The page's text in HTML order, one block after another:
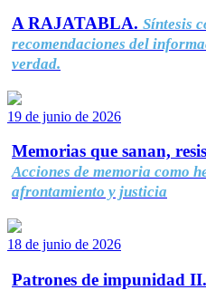
A RAJATABLA. Síntesis
recomendaciones del
verdad.
19 de junio de 2026
Memorias que sanan,
Acciones de memoria como
afrontamiento y justicia
18 de junio de 2026
Patrones de impunidad II.